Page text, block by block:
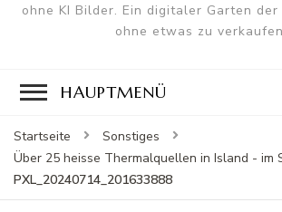
ohne KI Bilder. Ein digitaler Garten
ohne etwas zu
HAUPTMENÜ
Startseite
Sonstiges
Über 25 heisse Thermalquellen in Island - im
PXL_20240714_201633888